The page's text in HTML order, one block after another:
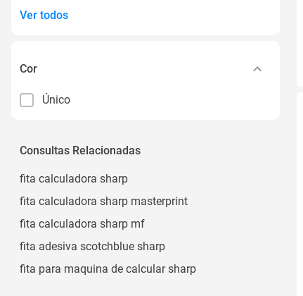
Ver todos
Cor
Único
Consultas Relacionadas
fita calculadora sharp
fita calculadora sharp masterprint
fita calculadora sharp mf
fita adesiva scotchblue sharp
fita para maquina de calcular sharp